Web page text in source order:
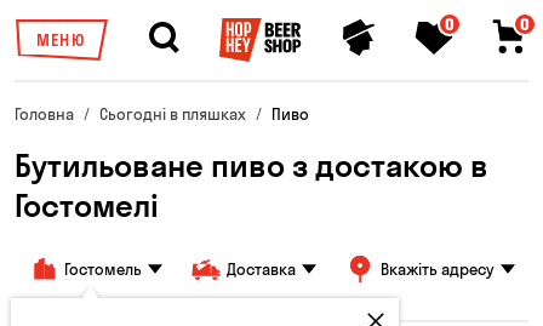
МЕНЮ
0 0
Головна Сьогодні в пляшках Пиво
Бутильоване пиво з достакою в
Гостомелі
Гостомель Доставка Вкажіть адресу